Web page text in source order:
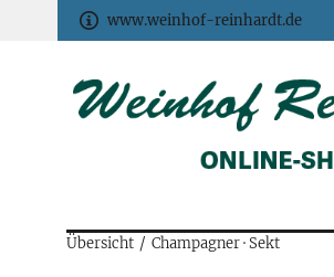
www.weinhof-reinhardt.de
Übersicht Champagner · Sekt